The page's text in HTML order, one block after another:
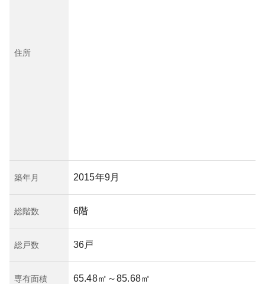
住所
築年月 2015年9月
総階数 6階
総戸数 36戸
専有面積 65.48㎡ ～85.68㎡